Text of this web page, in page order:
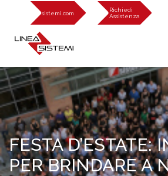
sistemi.com
Richiedi
Assistenza
FESTA D’ESTATE:
PER BRINDARE A